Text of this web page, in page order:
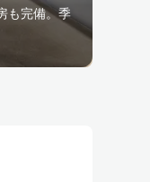
も完備。季